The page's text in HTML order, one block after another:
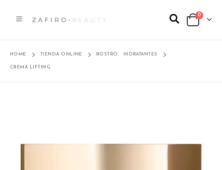
0
HOME TIENDA ONLINE ROSTRO , HIDRATANTES
CREMA LIFTING